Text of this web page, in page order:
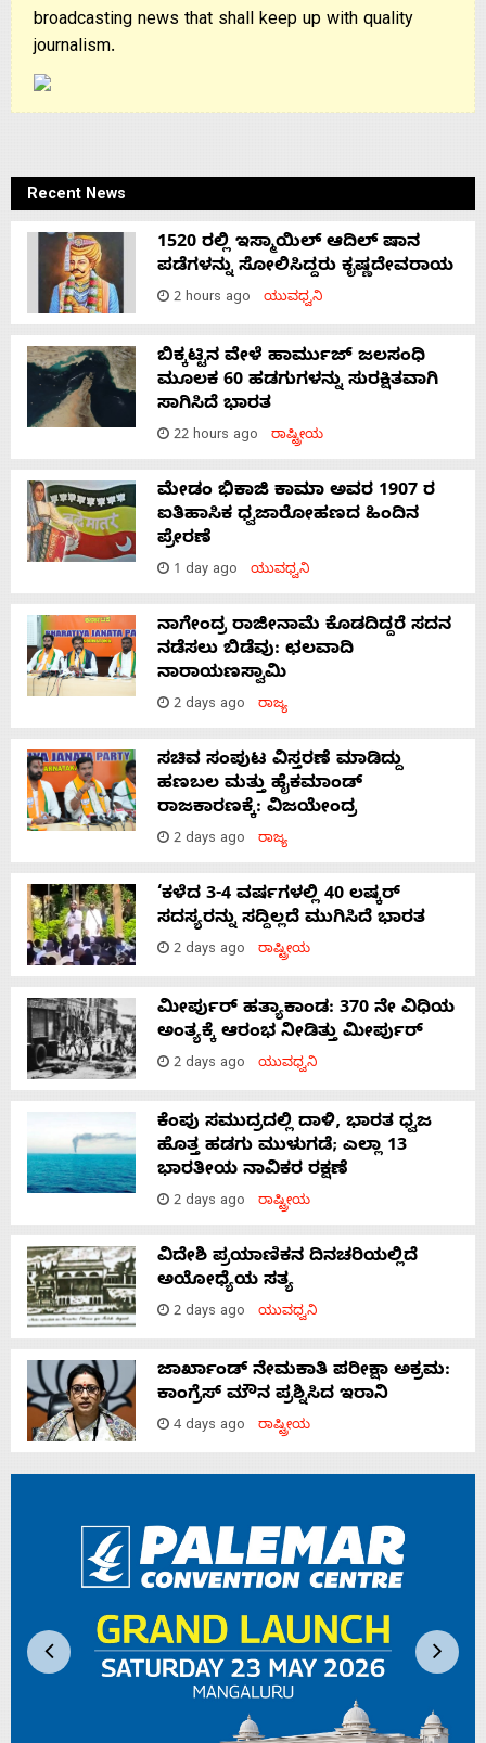
broadcasting news that shall keep up with quality
journalism.
Recent News
1520 ರಲ್ಲಿ ಇಸ್ಮಾಯಿಲ್ ಆದಿಲ್ ಷಾನ
ಪಡೆಗಳನ್ನು ಸೋಲಿಸಿದ್ದರು ಕೃಷ್ಣದೇವರಾಯ
2 hours ago ಯುವಧ್ವನಿ
ಬಿಕ್ಕಟ್ಟಿನ ವೇಳೆ ಹಾರ್ಮುಜ್ ಜಲಸಂಧಿ
ಮೂಲಕ 60 ಹಡಗುಗಳನ್ನು ಸುರಕ್ಷಿತವಾಗಿ
ಸಾಗಿಸಿದೆ ಭಾರತ
22 hours ago ರಾಷ್ಟ್ರೀಯ
ಮೇಡಂ ಭಿಕಾಜಿ ಕಾಮಾ ಅವರ 1907 ರ
ಐತಿಹಾಸಿಕ ಧ್ವಜಾರೋಹಣದ ಹಿಂದಿನ
ಪ್ರೇರಣೆ
1 day ago ಯುವಧ್ವನಿ
ನಾಗೇಂದ್ರ ರಾಜೀನಾಮೆ ಕೊಡದಿದ್ದರೆ ಸದನ
ನಡೆಸಲು ಬಿಡೆವು: ಛಲವಾದಿ
ನಾರಾಯಣಸ್ವಾಮಿ
2 days ago ರಾಜ್ಯ
ಸಚಿವ ಸಂಪುಟ ವಿಸ್ತರಣೆ ಮಾಡಿದ್ದು
ಹಣಬಲ ಮತ್ತು ಹೈಕಮಾಂಡ್
ರಾಜಕಾರಣಕ್ಕೆ: ವಿಜಯೇಂದ್ರ
2 days ago ರಾಜ್ಯ
‘ಕಳೆದ 3-4 ವರ್ಷಗಳಲ್ಲಿ 40 ಲಷ್ಕರ್
ಸದಸ್ಯರನ್ನು ಸದ್ದಿಲ್ಲದೆ ಮುಗಿಸಿದೆ ಭಾರತ
2 days ago ರಾಷ್ಟ್ರೀಯ
ಮೀರ್ಪುರ್ ಹತ್ಯಾಕಾಂಡ: 370 ನೇ ವಿಧಿಯ
ಅಂತ್ಯಕ್ಕೆ ಆರಂಭ ನೀಡಿತ್ತು ಮೀರ್ಪುರ್
2 days ago ಯುವಧ್ವನಿ
ಕೆಂಪು ಸಮುದ್ರದಲ್ಲಿ ದಾಳಿ, ಭಾರತ ಧ್ವಜ
ಹೊತ್ತ ಹಡಗು ಮುಳುಗಡೆ; ಎಲ್ಲಾ 13
ಭಾರತೀಯ ನಾವಿಕರ ರಕ್ಷಣೆ
2 days ago ರಾಷ್ಟ್ರೀಯ
ವಿದೇಶಿ ಪ್ರಯಾಣಿಕನ ದಿನಚರಿಯಲ್ಲಿದೆ
ಅಯೋಧ್ಯೆಯ ಸತ್ಯ
2 days ago ಯುವಧ್ವನಿ
ಜಾರ್ಖಾಂಡ್‌ ನೇಮಕಾತಿ ಪರೀಕ್ಷಾ ಅಕ್ರಮ:
ಕಾಂಗ್ರೆಸ್‌ ಮೌನ ಪ್ರಶ್ನಿಸಿದ ಇರಾನಿ
4 days ago ರಾಷ್ಟ್ರೀಯ